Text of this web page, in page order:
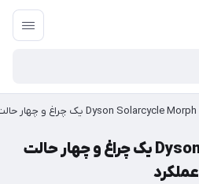
Dyson Solarcycle Morph یک چراغ و چهار حالت عملکرد
Dyson Solarcycle Morph یک چراغ و چهار حالت
عملکرد